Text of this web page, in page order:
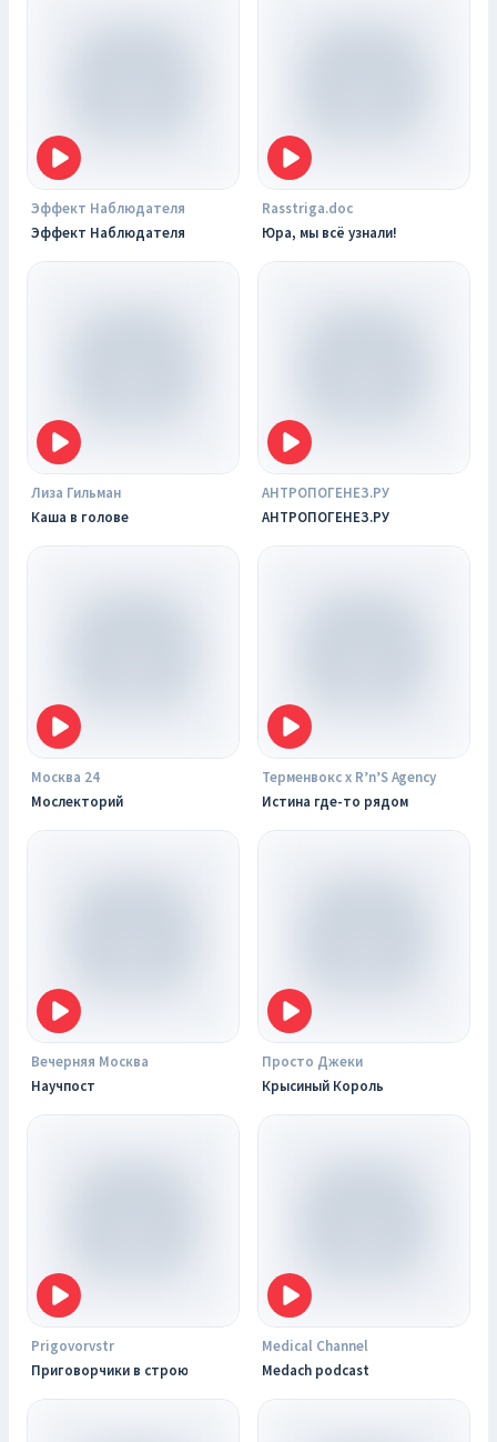
Эффект Наблюдателя
Эффект Наблюдателя
Rasstriga.doc
Юра, мы всё узнали!
Лиза Гильман
Каша в голове
АНТРОПОГЕНЕЗ.РУ
АНТРОПОГЕНЕЗ.РУ
Москва 24
Мослекторий
Терменвокс х R’n’S Agency
Истина где-то рядом
Вечерняя Москва
Научпост
Просто Джеки
Крысиный Король
Prigovorvstr
Приговорчики в строю
Medical Channel
Medach podcast